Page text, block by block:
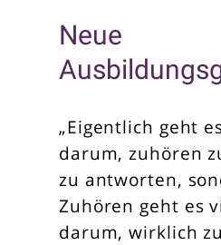
Neue
„Eigentlich geht
darum, zuhören
zu antworten,
Zuhören geht es
darum, wirklich